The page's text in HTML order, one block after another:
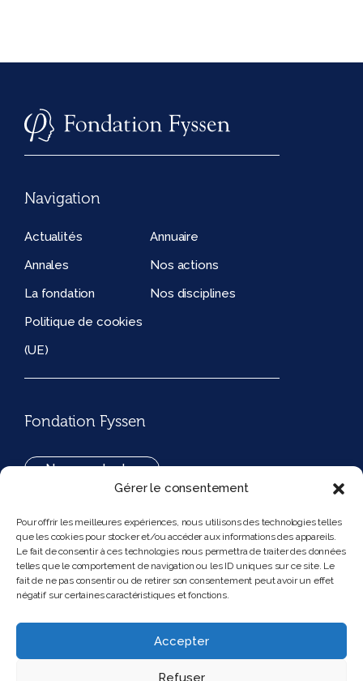
Gérer le consentement
Pour offrir les meilleures expériences, nous utilisons des technologies telles
que les cookies pour stocker et/ou accéder aux informations des appareils.
Le fait de consentir à ces technologies nous permettra de traiter des données
telles que le comportement de navigation ou les ID uniques sur ce site. Le
fait de ne pas consentir ou de retirer son consentement peut avoir un effet
négatif sur certaines caractéristiques et fonctions.
Accepter
Refuser
Navigation
Actualités
Annuaire
Annales
Nos actions
La fondation
Nos disciplines
Politique de cookies
(UE)
Fondation Fyssen
Nous contacter
194, rue de Rivoli 75001 Paris France
Nous suivre